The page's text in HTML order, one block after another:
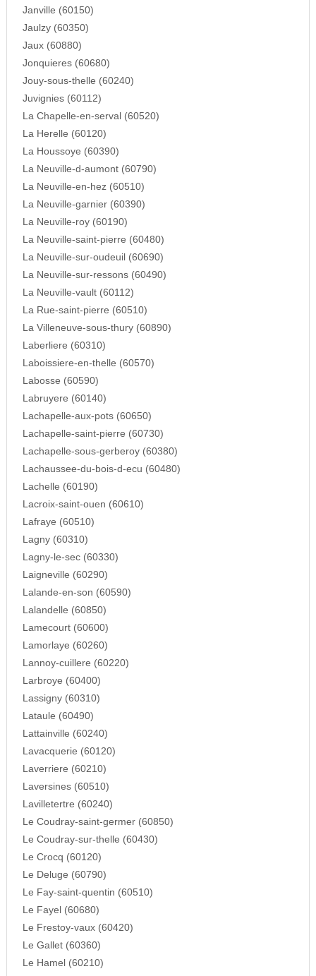
Janville (60150)
Jaulzy (60350)
Jaux (60880)
Jonquieres (60680)
Jouy-sous-thelle (60240)
Juvignies (60112)
La Chapelle-en-serval (60520)
La Herelle (60120)
La Houssoye (60390)
La Neuville-d-aumont (60790)
La Neuville-en-hez (60510)
La Neuville-garnier (60390)
La Neuville-roy (60190)
La Neuville-saint-pierre (60480)
La Neuville-sur-oudeuil (60690)
La Neuville-sur-ressons (60490)
La Neuville-vault (60112)
La Rue-saint-pierre (60510)
La Villeneuve-sous-thury (60890)
Laberliere (60310)
Laboissiere-en-thelle (60570)
Labosse (60590)
Labruyere (60140)
Lachapelle-aux-pots (60650)
Lachapelle-saint-pierre (60730)
Lachapelle-sous-gerberoy (60380)
Lachaussee-du-bois-d-ecu (60480)
Lachelle (60190)
Lacroix-saint-ouen (60610)
Lafraye (60510)
Lagny (60310)
Lagny-le-sec (60330)
Laigneville (60290)
Lalande-en-son (60590)
Lalandelle (60850)
Lamecourt (60600)
Lamorlaye (60260)
Lannoy-cuillere (60220)
Larbroye (60400)
Lassigny (60310)
Lataule (60490)
Lattainville (60240)
Lavacquerie (60120)
Laverriere (60210)
Laversines (60510)
Lavilletertre (60240)
Le Coudray-saint-germer (60850)
Le Coudray-sur-thelle (60430)
Le Crocq (60120)
Le Deluge (60790)
Le Fay-saint-quentin (60510)
Le Fayel (60680)
Le Frestoy-vaux (60420)
Le Gallet (60360)
Le Hamel (60210)